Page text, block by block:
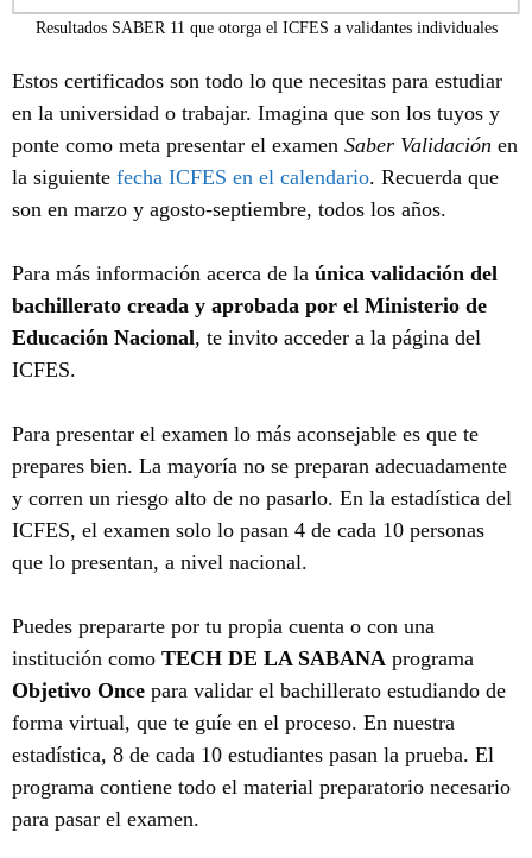
Resultados SABER 11 que otorga el ICFES a validantes individuales
Estos certificados son todo lo que necesitas para estudiar
en la universidad o trabajar. Imagina que son los tuyos y
ponte como meta presentar el examen Saber Validación en
la siguiente fecha ICFES en el calendario. Recuerda que
son en marzo y agosto-septiembre, todos los años.
Para más información acerca de la única validación del
bachillerato creada y aprobada por el Ministerio de
Educación Nacional, te invito acceder a la página del
ICFES.
Para presentar el examen lo más aconsejable es que te
prepares bien. La mayoría no se preparan adecuadamente
y corren un riesgo alto de no pasarlo. En la estadística del
ICFES, el examen solo lo pasan 4 de cada 10 personas
que lo presentan, a nivel nacional.
Puedes prepararte por tu propia cuenta o con una
institución como TECH DE LA SABANA programa
Objetivo Once para validar el bachillerato estudiando de
forma virtual, que te guíe en el proceso. En nuestra
estadística, 8 de cada 10 estudiantes pasan la prueba. El
programa contiene todo el material preparatorio necesario
para pasar el examen.